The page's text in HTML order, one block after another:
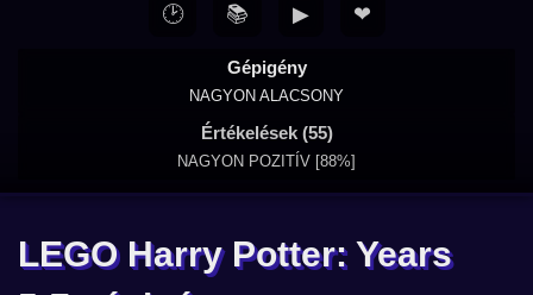
Gépigény
NAGYON ALACSONY
Értékelések (55)
NAGYON POZITÍV [88%]
🕑 📚 ▶ ❤
LEGO Harry Potter: Years